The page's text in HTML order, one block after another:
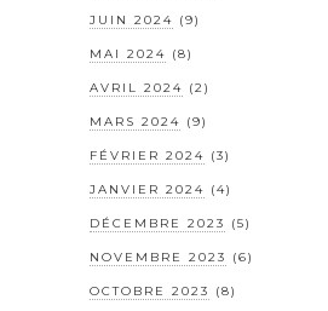
JUIN 2024 (9)
MAI 2024 (8)
AVRIL 2024 (2)
MARS 2024 (9)
FÉVRIER 2024 (3)
JANVIER 2024 (4)
DÉCEMBRE 2023 (5)
NOVEMBRE 2023 (6)
OCTOBRE 2023 (8)